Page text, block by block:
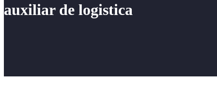
auxiliar de logistica